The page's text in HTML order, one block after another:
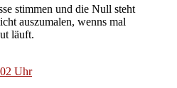
stimmen und die Null steht
auszumalen, wenns mal
läuft.
Uhr